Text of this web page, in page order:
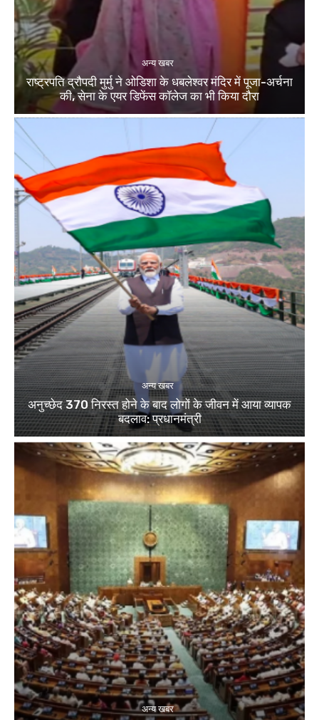
अन्य खबर
राष्ट्रपति द्रौपदी मुर्मु ने ओडिशा के धबलेश्वर मंदिर में पूजा-अर्चना
की, सेना के एयर डिफेंस कॉलेज का भी किया दौरा
अन्य खबर
अनुच्छेद 370 निरस्त होने के बाद लोगों के जीवन में आया व्यापक
बदलाव: प्रधानमंत्री
अन्य खबर